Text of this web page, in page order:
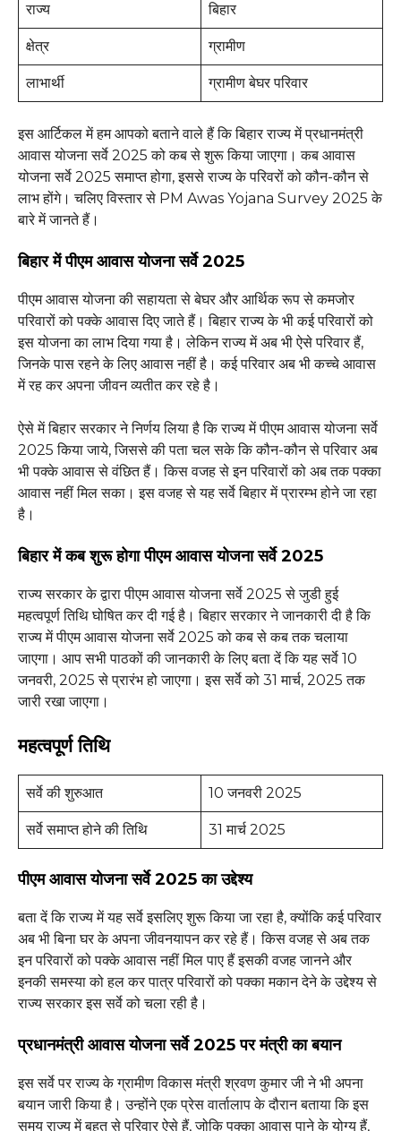
राज्य बिहार
क्षेत्र ग्रामीण
लाभार्थी ग्रामीण बेघर परिवार
इस आर्टिकल में हम आपको बताने वाले हैं कि बिहार राज्य में प्रधानमंत्री
आवास योजना सर्वे 2025 को कब से शुरू किया जाएगा। कब आवास
योजना सर्वे 2025 समाप्त होगा, इससे राज्य के परिवरों को कौन-कौन से
लाभ होंगे। चलिए विस्तार से PM Awas Yojana Survey 2025 के
बारे में जानते हैं।
बिहार में पीएम आवास योजना सर्वे 2025
पीएम आवास योजना की सहायता से बेघर और आर्थिक रूप से कमजोर
परिवारों को पक्के आवास दिए जाते हैं। बिहार राज्य के भी कई परिवारों को
इस योजना का लाभ दिया गया है। लेकिन राज्य में अब भी ऐसे परिवार हैं,
जिनके पास रहने के लिए आवास नहीं है। कई परिवार अब भी कच्चे आवास
में रह कर अपना जीवन व्यतीत कर रहे है।
ऐसे में बिहार सरकार ने निर्णय लिया है कि राज्य में पीएम आवास योजना सर्वे
2025 किया जाये, जिससे की पता चल सके कि कौन-कौन से परिवार अब
भी पक्के आवास से वंछित हैं। किस वजह से इन परिवारों को अब तक पक्का
आवास नहीं मिल सका। इस वजह से यह सर्वे बिहार में प्रारम्भ होने जा रहा
है।
बिहार में कब शुरू होगा पीएम आवास योजना सर्वे 2025
राज्य सरकार के द्वारा पीएम आवास योजना सर्वे 2025 से जुडी हुई
महत्वपूर्ण तिथि घोषित कर दी गई है। बिहार सरकार ने जानकारी दी है कि
राज्य में पीएम आवास योजना सर्वे 2025 को कब से कब तक चलाया
जाएगा। आप सभी पाठकों की जानकारी के लिए बता दें कि यह सर्वे 10
जनवरी, 2025 से प्रारंभ हो जाएगा। इस सर्वे को 31 मार्च, 2025 तक
जारी रखा जाएगा।
महत्वपूर्ण तिथि
सर्वे की शुरुआत 10 जनवरी 2025
सर्वे समाप्त होने की तिथि 31 मार्च 2025
पीएम आवास योजना सर्वे 2025 का उद्देश्य
बता दें कि राज्य में यह सर्वे इसलिए शुरू किया जा रहा है, क्योंकि कई परिवार
अब भी बिना घर के अपना जीवनयापन कर रहे हैं। किस वजह से अब तक
इन परिवारों को पक्के आवास नहीं मिल पाए हैं इसकी वजह जानने और
इनकी समस्या को हल कर पात्र परिवारों को पक्का मकान देने के उद्देश्य से
राज्य सरकार इस सर्वे को चला रही है।
प्रधानमंत्री आवास योजना सर्वे 2025 पर मंत्री का बयान
इस सर्वे पर राज्य के ग्रामीण विकास मंत्री श्रवण कुमार जी ने भी अपना
बयान जारी किया है। उन्होंने एक प्रेस वार्तालाप के दौरान बताया कि इस
समय राज्य में बहुत से परिवार ऐसे हैं, जोकि पक्का आवास पाने के योग्य हैं,